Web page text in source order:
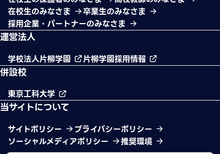
在校生のみなさま
卒業生のみなさま
採用企業・パートナーのみなさま
運営法人
学校法人片柳学園 片柳学園採用情報
併設校
東京工科大学
当サイトについて
サイトポリシー
プライバシーポリシー
ソーシャルメディアポリシー
推奨環境